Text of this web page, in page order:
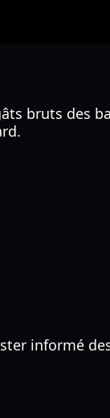
bruts des
informé